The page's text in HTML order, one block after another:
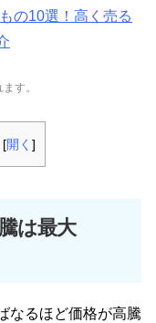
の10選！高く売る
す。
[開く ]
は最大
なるほど価格が高騰